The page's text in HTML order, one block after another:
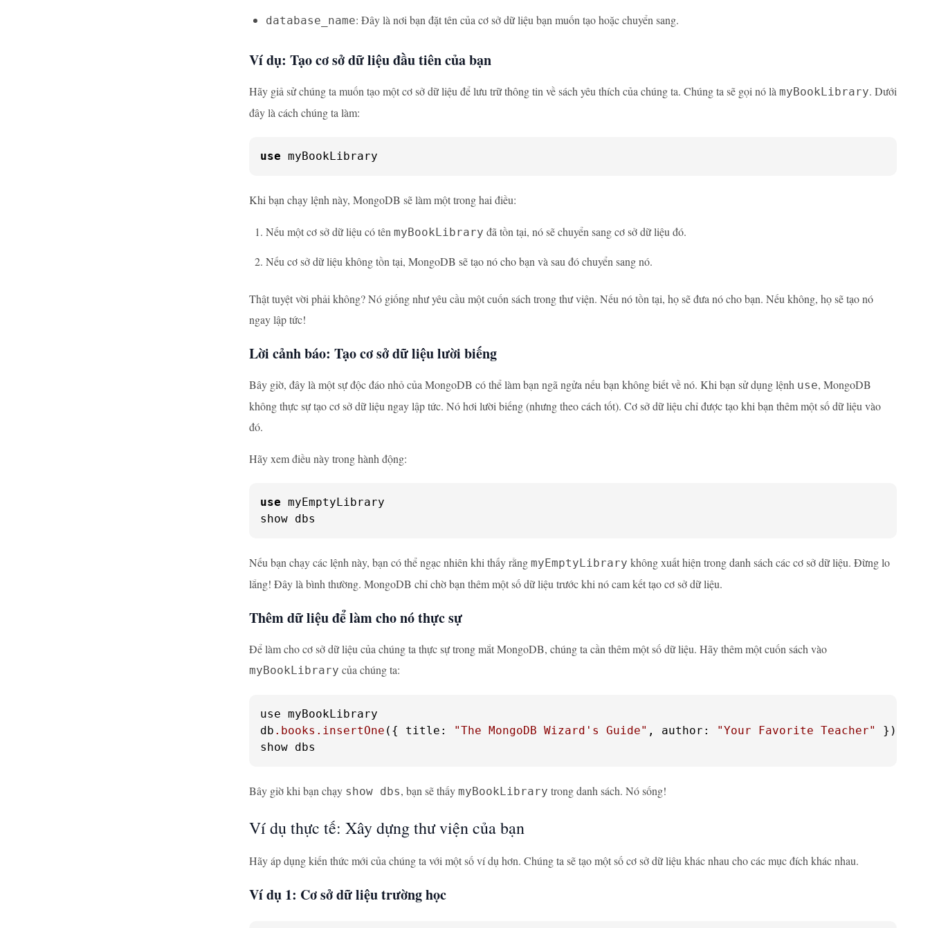
database_name: Đây là nơi bạn đặt tên của cơ sở dữ liệu bạn muốn tạo hoặc chuyển sang.
Ví dụ: Tạo cơ sở dữ liệu đầu tiên của bạn
Hãy giả sử chúng ta muốn tạo một cơ sở dữ liệu để lưu trữ thông tin về sách yêu thích của chúng ta. Chúng ta sẽ gọi nó là myBookLibrary. Dưới
đây là cách chúng ta làm:
use myBookLibrary
Khi bạn chạy lệnh này, MongoDB sẽ làm một trong hai điều:
Nếu một cơ sở dữ liệu có tên myBookLibrary đã tồn tại, nó sẽ chuyển sang cơ sở dữ liệu đó.
Nếu cơ sở dữ liệu không tồn tại, MongoDB sẽ tạo nó cho bạn và sau đó chuyển sang nó.
Thật tuyệt vời phải không? Nó giống như yêu cầu một cuốn sách trong thư viện. Nếu nó tồn tại, họ sẽ đưa nó cho bạn. Nếu không, họ sẽ tạo nó
ngay lập tức!
Lời cảnh báo: Tạo cơ sở dữ liệu lười biếng
Bây giờ, đây là một sự độc đáo nhỏ của MongoDB có thể làm bạn ngã ngửa nếu bạn không biết về nó. Khi bạn sử dụng lệnh use, MongoDB
không thực sự tạo cơ sở dữ liệu ngay lập tức. Nó hơi lười biếng (nhưng theo cách tốt). Cơ sở dữ liệu chỉ được tạo khi bạn thêm một số dữ liệu vào
đó.
Hãy xem điều này trong hành động:
use myEmptyLibrary
show dbs
Nếu bạn chạy các lệnh này, bạn có thể ngạc nhiên khi thấy rằng myEmptyLibrary không xuất hiện trong danh sách các cơ sở dữ liệu. Đừng lo
lắng! Đây là bình thường. MongoDB chỉ chờ bạn thêm một số dữ liệu trước khi nó cam kết tạo cơ sở dữ liệu.
Thêm dữ liệu để làm cho nó thực sự
Để làm cho cơ sở dữ liệu của chúng ta thực sự trong mắt MongoDB, chúng ta cần thêm một số dữ liệu. Hãy thêm một cuốn sách vào
myBookLibrary của chúng ta:
use myBookLibrary
db .books .insertOne ({ title: "The MongoDB Wizard's Guide" , author: "Your Favorite Teacher"
})
show dbs
Bây giờ khi bạn chạy show dbs, bạn sẽ thấy myBookLibrary trong danh sách. Nó sống!
Ví dụ thực tế: Xây dựng thư viện của bạn
Hãy áp dụng kiến thức mới của chúng ta với một số ví dụ hơn. Chúng ta sẽ tạo một số cơ sở dữ liệu khác nhau cho các mục đích khác nhau.
Ví dụ 1: Cơ sở dữ liệu trường học